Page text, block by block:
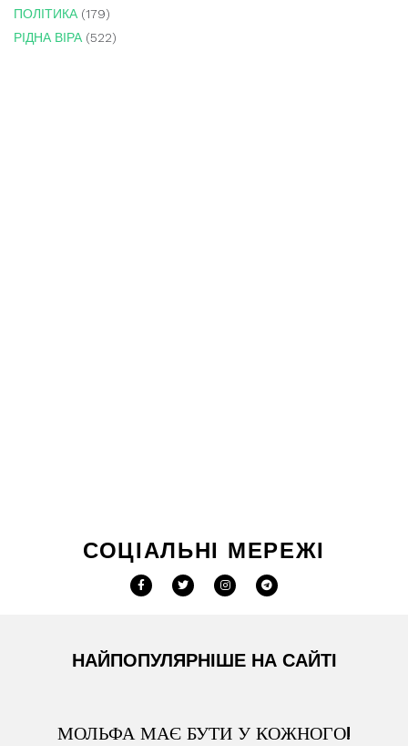
ПОЛІТИКА(179)
РІДНА ВІРА(522)
СОЦІАЛЬНІ МЕРЕЖІ
НАЙПОПУЛЯРНІШЕ НА САЙТІ
МОЛЬФА МАЄ БУТИ У КОЖНОГО!